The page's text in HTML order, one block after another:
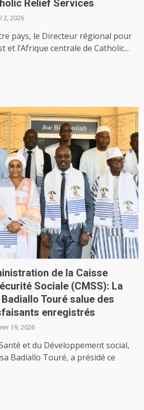
Relief Services
2, 2026
pays, le Directeur régional pour
et l’Afrique centrale de Catholic...
de la Caisse
Sociale (CMSS): La
Touré salue des
enregistrés
19, 2026
et du Développement social,
Badiallo Touré, a présidé ce